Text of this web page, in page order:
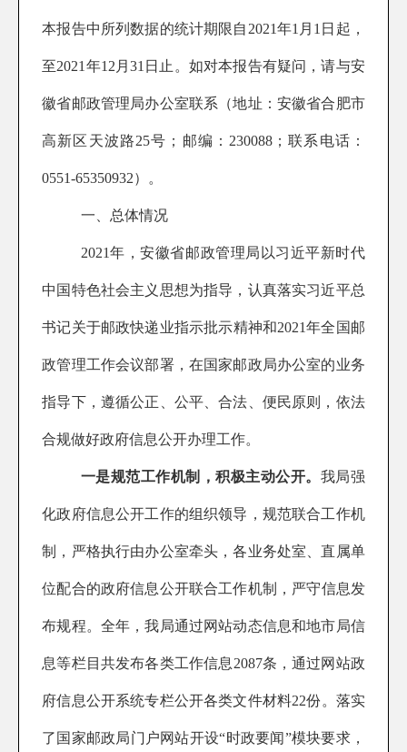
本报告中所列数据的统计期限自2021年1月1日起，
至2021 年12月31日止。如对本报告有疑问，请与安
徽省邮政管理局办公室联系（地址：安徽省合肥市
高新区天波路25号；邮编：230088；联系电话：
0551-65350932）。
一、总体情况
2021年，安徽省邮政管理局以习近平新时代
中国特色社会主义思想为指导，认真落实习近平总
书记关于邮政快递业指示批示精神和2021年全国邮
政管理工作会议部署， 在国家邮政局办公室的业务
指导下，遵循公正、公平、合法、便民原则，依法
合规做好政府信息公开办理工作。
一是规范工作机制 ，积极主动公开。 我局强
化政府信息公开工作的组织领导 ， 规范联合工作机
制，严格执行由办公室牵头，各业务处室、直属单
位配合的政府信息公开联合工作机制 ， 严守信息发
布规程。 全年，我局通过网站动态信息和地市局信
息等栏目共发布各类工作信息 2087条，通过网站政
府信息公开系统专栏公开各类文件材料22份。落实
了国家邮政局门户网站开设“时政要闻”模块要求，